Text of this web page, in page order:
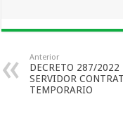
Anterior
DECRETO 287/2022
SERVIDOR
TEMPORARIO